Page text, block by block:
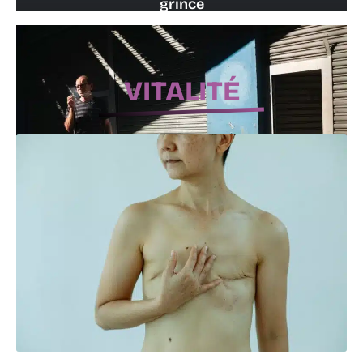
grince
14 juillet 2026
Comment appairer votre volet roulant
velux avec une télécommande en quelques
étapes faciles
14 mai 2026
VITALITÉ